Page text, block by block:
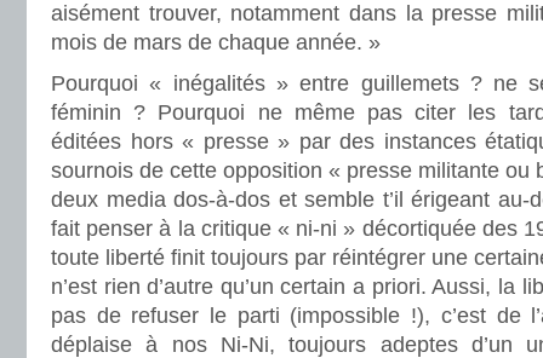
aisément trouver, notamment dans la presse
mois de mars de chaque année. »
Pourquoi « inégalités » entre guillemets ? ne
féminin ? Pourquoi ne même pas citer les
éditées hors « presse » par des instances
sournois de cette opposition « presse militante ou
deux media dos-à-dos et semble t’il érigeant au-
fait penser à la critique « ni-ni » décortiquée des
toute liberté finit toujours par réintégrer une
n’est rien d’autre qu’un certain a priori. Aussi, la
pas de refuser le parti (impossible !), c’est de
déplaise à nos Ni-Ni, toujours adeptes d’un